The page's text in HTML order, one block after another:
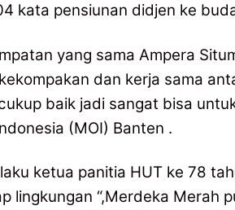
kata pensiunan didjen ke
yang sama Ampera
dan kerja sama
baik jadi sangat bisa
(MOI) Banten .
ketua panitia HUT ke 78
lingkungan “,Merdeka Merah